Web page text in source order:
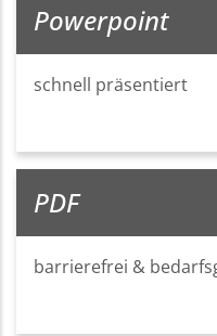
Powerpoint
schnell präsentiert
PDF
barrierefrei &